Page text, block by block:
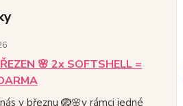
🌸 2x SOFTSHELL =
v březnu 🪺🌸v rámci jedné